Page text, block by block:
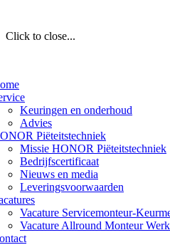
Click to close...
Keuringen en onderhoud
Advies
Piëteitstechniek
Missie HONOR Piëteitstechniek
Bedrijfscertificaat
Nieuws en media
Leveringsvoorwaarden
Vacature Servicemonteur-
Vacature Allround Monteur